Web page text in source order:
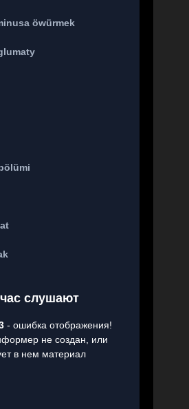
öwürmek
слушают
- ошибка отображения!
не создан, или
в нем материал